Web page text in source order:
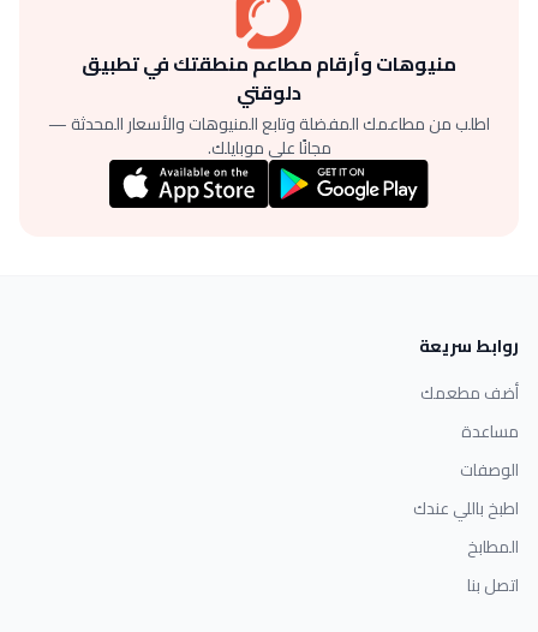
منيوهات وأرقام مطاعم منطقتك في تطبيق
دلوقتي
اطلب من مطاعمك المفضلة وتابع المنيوهات والأسعار المحدثة —
مجانًا على موبايلك.
روابط سريعة
أضف مطعمك
مساعدة
الوصفات
اطبخ باللي عندك
المطابخ
اتصل بنا